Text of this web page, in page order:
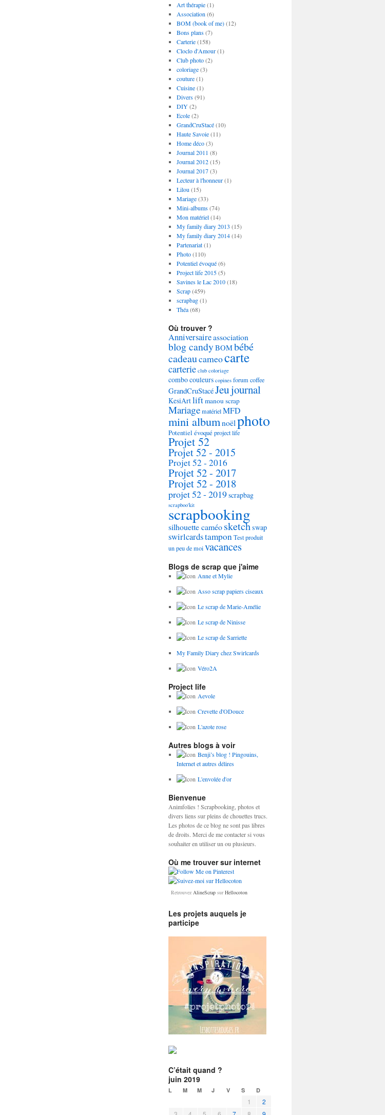
Art thérapie(1)
Association (6)
BOM (book of me)(12)
Bons plans(7)
Carterie(158)
Cloclo d'Amour(1)
Club photo(2)
coloriage(3)
couture(1)
Cuisine(1)
Divers(91)
DIY(2)
Ecole(2)
GrandCruStacé(10)
Haute Savoie(11)
Home déco(3)
Journal 2011 (8)
Journal 2012(15)
Journal 2017(3)
Lecteur à l'honneur(1)
Lilou (15)
Mariage(33)
Mini-albums(74)
Mon matériel(14)
My family diary 2013 (15)
My family diary 2014(14)
Partenariat(1)
Photo(110)
Potentiel évoqué(6)
Project life 2015(5)
Savines le Lac 2010(18)
Scrap(459)
scrapbag(1)
Théa(68)
Où trouver ?
Anniversaireassociation
blog candyBOMbébé
cadeaucameocarte
carterie club coloriage
combo couleurs copines forum coffee
GrandCruStacéJeujournal
KesiArtliftmanou scrap
MariagematérielMFD
mini albumnoëlphoto
Potentiel évoquéproject life
Projet 52
Projet 52 - 2015
Projet 52 - 2016
Projet 52 - 2017
Projet 52 - 2018
projet 52 - 2019scrapbag
scrapboo'kit
scrapbooking
silhouette caméosketchswap
swirlcardstamponTest produit
un peu de moivacances
Blogs de scrap que j'aime
Anne et Mylie
Asso scrap papiers ciseaux
Le scrap de Marie-Amélie
Le scrap de Ninisse
Le scrap de Sarriette
My Family Diary chez Swirlcards
Véro2A
Project life
Aevole
Crevette d'ODouce
L'azote rose
Autres blogs à voir
Benji’s blog ! Pingouins,
Internet et autres délires
L'envolée d'or
Bienvenue
Animfolies ! Scrapbooking, photos et
divers liens sur pleins de chouettes trucs.
Les photos de ce blog ne sont pas libres
de droits. Merci de me contacter si vous
souhaiter en utiliser un ou plusieurs.
Où me trouver sur internet
Retrouvez AlineScrap sur Hellocoton
Les projets auquels je
participe
C’était quand ?
juin 2019
L M M J V S D
1
2